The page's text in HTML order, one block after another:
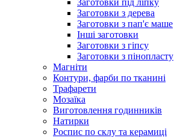
Заготовки з дерева
Заготовки з пап'є маше
Інші заготовки
Заготовки з гіпсу
Заготовки з пінопласту
Магніти
Контури, фарби по тканині
Трафарети
Мозаїка
Виготовлення годинників
Натирки
Роспис по склу та керамиці